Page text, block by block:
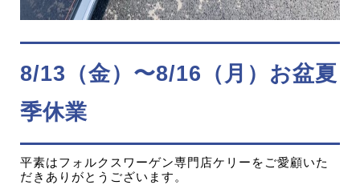
8/13（金）〜8/16（月）お盆夏
季休業
平素はフォルクスワーゲン専門店ケリーをご愛顧いた
だきありがとうございます。